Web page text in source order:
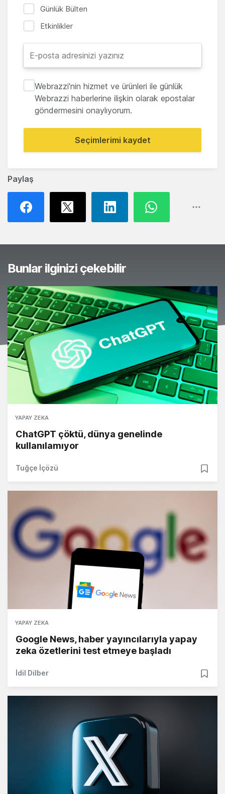
Paylaş
Günlük Bülten
Etkinlikler
Webrazzi'nin hizmet ve ürünleri ile günlük
Webrazzi haberlerine ilişkin olarak epostalar
göndermesini onaylıyorum.
Seçimlerimi kaydet
Bunlar ilginizi çekebilir
YAPAY ZEKA
ChatGPT çöktü, dünya genelinde
kullanılamıyor
Tuğçe İçözü
YAPAY ZEKA
Google News, haber yayıncılarıyla yapay
zeka özetlerini test etmeye başladı
İdil Dilber